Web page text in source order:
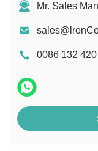
Mr. Sales
0086 132